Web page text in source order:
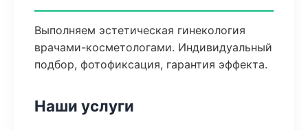
Выполняем эстетическая гинекология
врачами-косметологами. Индивидуальный
подбор, фотофиксация, гарантия эффекта.
Наши услуги